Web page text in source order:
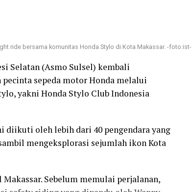
ride bersama komunitas Honda Stylo di Kota Makassar. -foto:ist-
Selatan (Asmo Sulsel) kembali
sepeda motor Honda melalui
yakni Honda Stylo Club Indonesia
diikuti oleh lebih dari 40 pengendara yang
mengeksplorasi sejumlah ikon Kota
Sebelum memulai perjalanan,